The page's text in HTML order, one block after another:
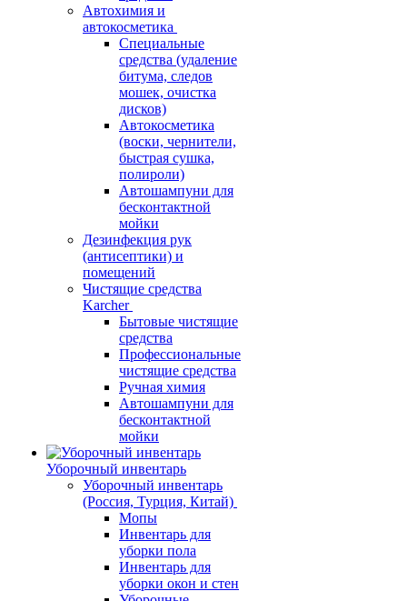
Автохимия и
автокосметика
Специальные
средства (удаление
битума, следов
мошек, очистка
дисков)
Автокосметика
(воски, чернители,
быстрая сушка,
полироли)
Автошампуни для
бесконтактной
мойки
Дезинфекция рук
(антисептики) и
помещений
Чистящие средства
Karcher
Бытовые чистящие
средства
Профессиональные
чистящие средства
Ручная химия
Автошампуни для
бесконтактной
мойки
Уборочный инвентарь
Уборочный инвентарь
(Россия, Турция, Китай)
Мопы
Инвентарь для
уборки пола
Инвентарь для
уборки окон и стен